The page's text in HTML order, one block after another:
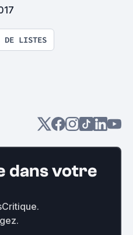
DE LISTES
dans votre